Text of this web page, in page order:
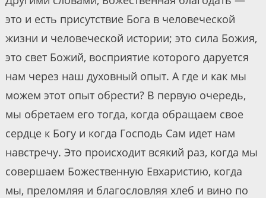
это и есть присутствие Бога в человеческой
жизни и человеческой истории; это сила Божия,
это свет Божий, восприятие которого даруется
нам через наш духовный опыт. А где и как мы
можем этот опыт обрести? В первую очередь,
мы обретаем его тогда, когда обращаем свое
сердце к Богу и когда Господь Сам идет нам
навстречу. Это происходит всякий раз, когда мы
совершаем Божественную Евхаристию, когда
мы, преломляя и благословляя хлеб и вино по